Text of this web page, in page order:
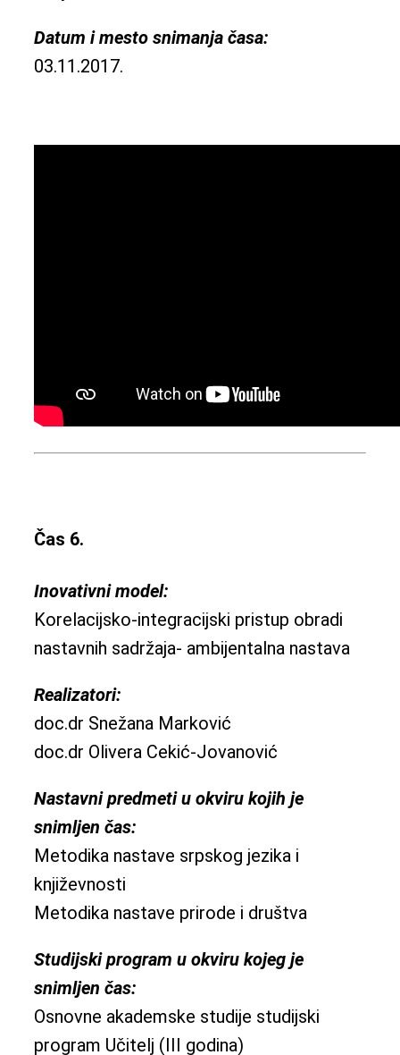
Datum i mesto snimanja časa:
03.11.2017.
Čas 6.
Inovativni model:
Korelacijsko-integracijski pristup obradi
nastavnih sadržaja- ambijentalna nastava
Realizatori:
doc.dr Snežana Marković
doc.dr Olivera Cekić-Jovanović
Nastavni predmeti u okviru kojih je
snimljen čas:
Metodika nastave srpskog jezika i
književnosti
Metodika nastave prirode i društva
Studijski program u okviru kojeg je
snimljen čas:
Osnovne akademske studije studijski
program Učitelj (III godina)